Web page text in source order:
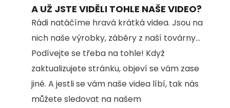
A UŽ JSTE VIDĚLI TOHLE NAŠE VIDEO?
Rádi natáčíme hravá krátká videa. Jsou na
nich naše výrobky, záběry z naší továrny...
Podívejte se třeba na tohle! Když
zaktualizujete stránku, objeví se vám zase
jiné. A jestli se vám naše videa líbí, tak nás
můžete sledovat na našem